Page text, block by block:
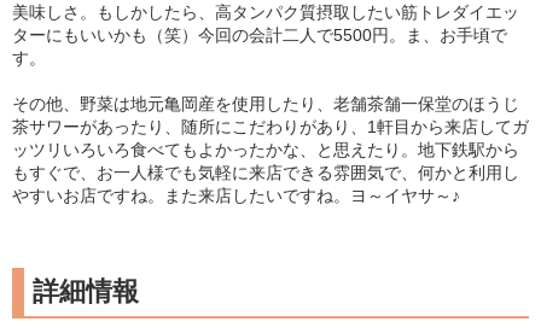
美味しさ。もしかしたら、高タンパク質摂取したい筋トレダイエッ
ターにもいいかも（笑）今回の会計二人で5500円。ま、お手頃で
す。
その他、野菜は地元亀岡産を使用したり、老舗茶舗一保堂のほうじ
茶サワーがあったり、随所にこだわりがあり、1軒目から来店してガ
ッツリいろいろ食べてもよかったかな、と思えたり。地下鉄駅から
もすぐで、お一人様でも気軽に来店できる雰囲気で、何かと利用し
やすいお店ですね。また来店したいですね。ヨ～イヤサ～♪
詳細情報